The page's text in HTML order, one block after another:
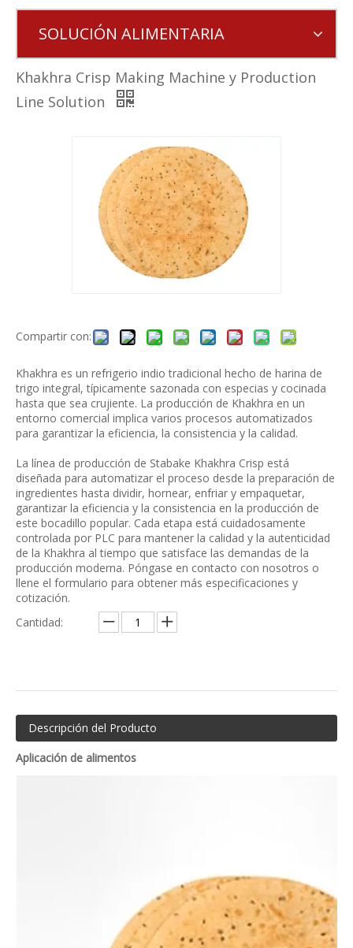
SOLUCIÓN ALIMENTARIA
Khakhra Crisp Making Machine y Production
Line Solution
Compartir con:
Khakhra es un refrigerio indio tradicional hecho de harina de
trigo integral, típicamente sazonada con especias y cocinada
hasta que sea crujiente. La producción de Khakhra en un
entorno comercial implica varios procesos automatizados
para garantizar la eficiencia, la consistencia y la calidad.
La línea de producción de Stabake Khakhra Crisp está
diseñada para automatizar el proceso desde la preparación de
ingredientes hasta dividir, hornear, enfriar y empaquetar,
garantizar la eficiencia y la consistencia en la producción de
este bocadillo popular. Cada etapa está cuidadosamente
controlada por PLC para mantener la calidad y la autenticidad
de la Khakhra al tiempo que satisface las demandas de la
producción moderna. Póngase en contacto con nosotros o
llene el formulario para obtener más especificaciones y
cotización.
Cantidad:
Descripción del Producto
Aplicación de alimentos